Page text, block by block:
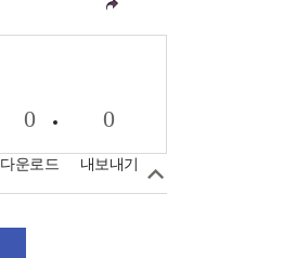
0
다운로드
0
내보내기